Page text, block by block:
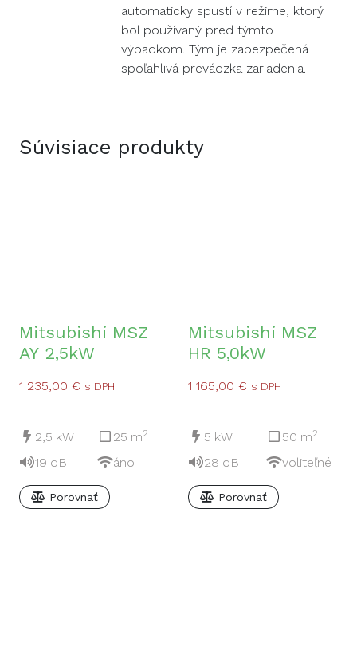
automaticky spustí v režime, ktorý
bol používaný pred týmto
výpadkom. Tým je zabezpečená
spoľahlivá prevádzka zariadenia.
Súvisiace produkty
Mitsubishi MSZ
AY 2,5kW
1 235,00 € s DPH
2,5 kW 25 m2
19 dB áno
Porovnať
Mitsubishi MSZ
HR 5,0kW
1 165,00 € s DPH
5 kW 50 m2
28 dB voliteľné
Porovnať